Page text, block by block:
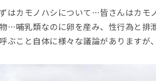
はカモノハシについて…皆さんはカモ
…哺乳類なのに卵を産み、性行為と排
ぶこと自体に様々な議論がありますが